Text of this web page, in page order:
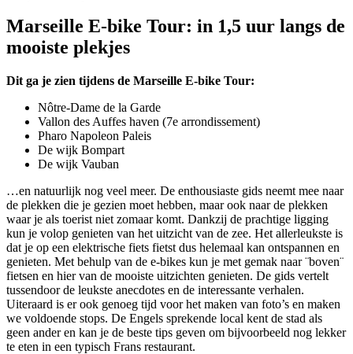
Marseille E-bike Tour: in 1,5 uur langs de
mooiste plekjes
Dit ga je zien tijdens de Marseille E-bike Tour:
Nôtre-Dame de la Garde
Vallon des Auffes haven (7e arrondissement)
Pharo Napoleon Paleis
De wijk Bompart
De wijk Vauban
…en natuurlijk nog veel meer. De enthousiaste gids neemt mee naar
de plekken die je gezien moet hebben, maar ook naar de plekken
waar je als toerist niet zomaar komt. Dankzij de prachtige ligging
kun je volop genieten van het uitzicht van de zee. Het allerleukste is
dat je op een elektrische fiets fietst dus helemaal kan ontspannen en
genieten. Met behulp van de e-bikes kun je met gemak naar ¨boven¨
fietsen en hier van de mooiste uitzichten genieten. De gids vertelt
tussendoor de leukste anecdotes en de interessante verhalen.
Uiteraard is er ook genoeg tijd voor het maken van foto’s en maken
we voldoende stops. De Engels sprekende local kent de stad als
geen ander en kan je de beste tips geven om bijvoorbeeld nog lekker
te eten in een typisch Frans restaurant.